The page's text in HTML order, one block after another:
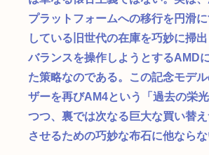
プラットフォームへの移行を円滑
している旧世代の在庫を巧妙に掃
バランスを操作しようとするAMD
た策略なのである。この記念モデ
ザーを再びAM4という「過去の栄
つつ、裏では次なる巨大な買い替
させるための巧妙な布石に他ならな